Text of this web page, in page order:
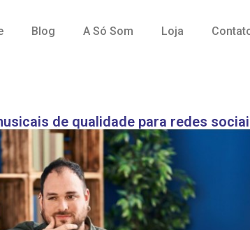
Blog A Só Som Loja
de qualidade para redes